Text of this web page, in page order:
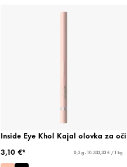
Inside Eye Khol Kajal olovka za oči
3,10 €*
0,3 g - 10.333,33 € / 1 kg